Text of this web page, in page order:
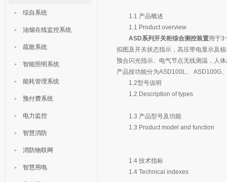
综自系统
油烟在线监控系统
疏散系统
智能照明系统
能耗管理系统
预付费系统
电力监控
智慧消防
消防物联网
智慧用电
1.1 产品概述
1.1 Product overview
ASD系列开关柜综合测控装置用于
拟图及开关状态指示，高压带电显示及
预合闪光指示、电气节点无线测温，人
产品按功能分为ASD100L、 ASD100G
1.2型号说明
1.2 Description of types
1.3 产品型号及功能
1.3 Product model and function
1.4 技术指标
1.4 Technical indexes